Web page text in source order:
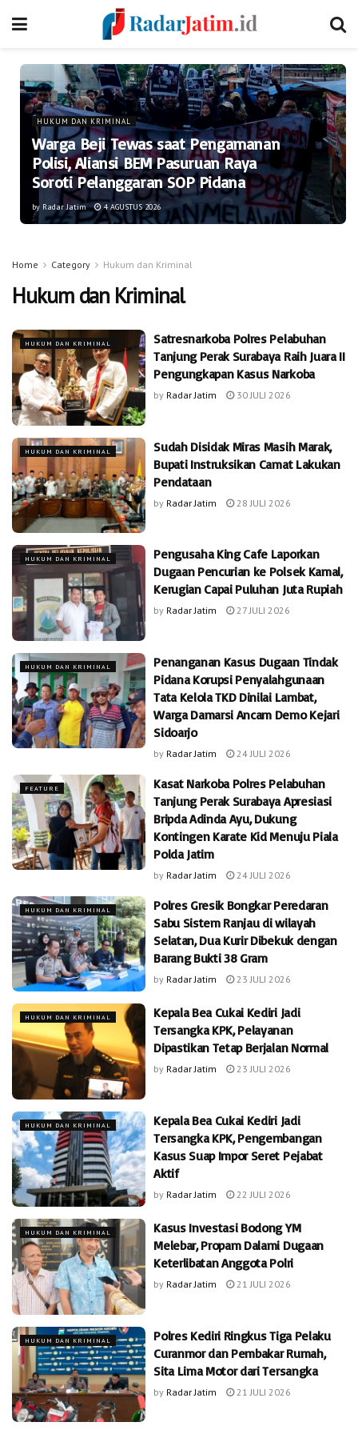
HUKUM DAN KRIMINAL
Warga Beji Tewas saat Pengamanan
Polisi, Aliansi BEM Pasuruan Raya
Soroti Pelanggaran SOP Pidana
by Radar Jatim 4 AGUSTUS 2026
Home Category Hukum dan Kriminal
Hukum dan Kriminal
HUKUM DAN KRIMINAL
Satresnarkoba Polres Pelabuhan
Tanjung Perak Surabaya Raih Juara II
Pengungkapan Kasus Narkoba
by Radar Jatim 30 JULI 2026
HUKUM DAN KRIMINAL
Sudah Disidak Miras Masih Marak,
Bupati Instruksikan Camat Lakukan
Pendataan
by Radar Jatim 28 JULI 2026
HUKUM DAN KRIMINAL
Pengusaha King Cafe Laporkan
Dugaan Pencurian ke Polsek Kamal,
Kerugian Capai Puluhan Juta Rupiah
by Radar Jatim 27 JULI 2026
HUKUM DAN KRIMINAL
Penanganan Kasus Dugaan Tindak
Pidana Korupsi Penyalahgunaan
Tata Kelola TKD Dinilai Lambat,
Warga Damarsi Ancam Demo Kejari
Sidoarjo
by Radar Jatim 24 JULI 2026
FEATURE
Kasat Narkoba Polres Pelabuhan
Tanjung Perak Surabaya Apresiasi
Bripda Adinda Ayu, Dukung
Kontingen Karate Kid Menuju Piala
Polda Jatim
by Radar Jatim 24 JULI 2026
HUKUM DAN KRIMINAL
Polres Gresik Bongkar Peredaran
Sabu Sistem Ranjau di wilayah
Selatan, Dua Kurir Dibekuk dengan
Barang Bukti 38 Gram
by Radar Jatim 23 JULI 2026
HUKUM DAN KRIMINAL
Kepala Bea Cukai Kediri Jadi
Tersangka KPK, Pelayanan
Dipastikan Tetap Berjalan Normal
by Radar Jatim 23 JULI 2026
HUKUM DAN KRIMINAL
Kepala Bea Cukai Kediri Jadi
Tersangka KPK, Pengembangan
Kasus Suap Impor Seret Pejabat
Aktif
by Radar Jatim 22 JULI 2026
HUKUM DAN KRIMINAL
Kasus Investasi Bodong YM
Melebar, Propam Dalami Dugaan
Keterlibatan Anggota Polri
by Radar Jatim 21 JULI 2026
HUKUM DAN KRIMINAL
Polres Kediri Ringkus Tiga Pelaku
Curanmor dan Pembakar Rumah,
Sita Lima Motor dari Tersangka
by Radar Jatim 21 JULI 2026